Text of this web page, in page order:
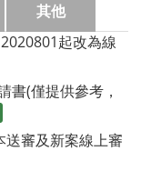
其他
起改為線
書(僅提供參考，
審及新案線上審